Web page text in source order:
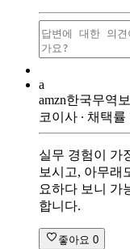
a
amzn한국무역
코이사 ∙ 채택률
실무 경험이 가
보시고, 아무래
요하다 보니 가
합니다.
좋아요 0